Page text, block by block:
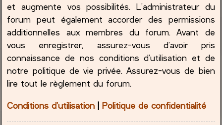
et augmente vos possibilités. L’administrateur du
forum peut également accorder des permissions
additionnelles aux membres du forum. Avant de
vous enregistrer, assurez-vous d’avoir pris
connaissance de nos conditions d’utilisation et de
notre politique de vie privée. Assurez-vous de bien
lire tout le règlement du forum.
Conditions d’utilisation |Politique de confidentialité